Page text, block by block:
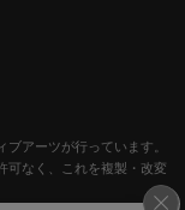
アーツが行っています。
可なく、これを複製・改変